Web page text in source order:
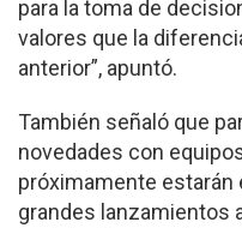
para la toma de
valores que la
anterior”, apuntó.
También señaló que
novedades con
próximamente estarán
grandes lanzamientos